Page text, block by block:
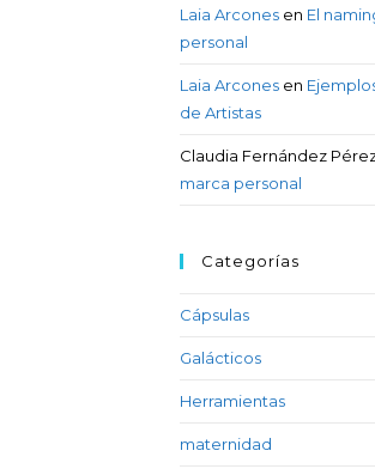
Laia Arcones en El
personal
Laia Arcones en
de Artistas
Claudia Fernández
marca personal
Categorías
Cápsulas
Galácticos
Herramientas
maternidad